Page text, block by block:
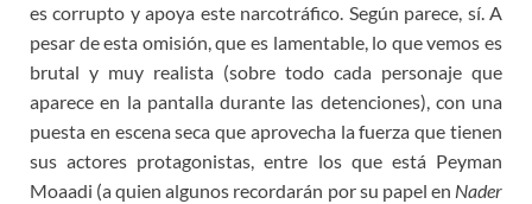
es corrupto y apoya este narcotráfico. Según parece, sí. A
pesar de esta omisión, que es lamentable, lo que vemos es
brutal y muy realista (sobre todo cada personaje que
aparece en la pantalla durante las detenciones), con una
puesta en escena seca que aprovecha la fuerza que tienen
sus actores protagonistas, entre los que está Peyman
Moaadi (a quien algunos recordarán por su papel en Nader